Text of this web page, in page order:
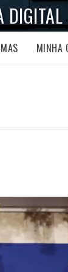
DIGITAL
MINHA